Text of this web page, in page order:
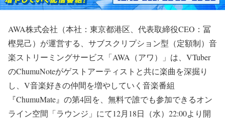
AWA株式会社（本社：東京都港区、代表取締役CEO：冨
樫晃己）が運営する、サブスクリプション型（定額制）音
楽ストリーミングサービス「AWA（アワ）」は、VTuber
のChumuNoteがゲストアーティストと共に楽曲を深掘り
し、V音楽好きの仲間を増やしていく音楽番組
『ChumuMate』の第4回を、無料で誰でも参加できるオン
ライン空間「ラウンジ」にて12月18日（水）22:00より開